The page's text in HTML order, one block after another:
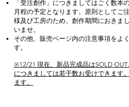
「受注創作」につきましてはごく数
月程の予定となります。原則としてご
様及び工房のため、創作期間におきま
いませ。
その他、​販売ページ内の注意事項をよ
す。
​※12/21 現在、新品完成品はSOLD
につきましては若干数お受けできます
ます。